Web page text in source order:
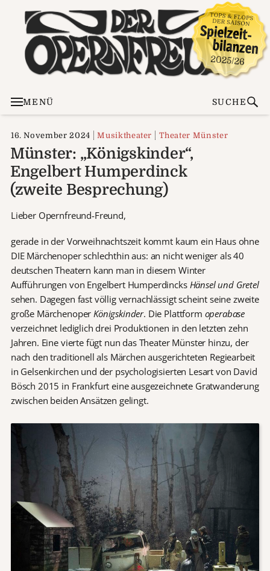
MENÜ SUCHE
16. November 2024 Musiktheater Theater Münster
Münster: „Königskinder“,
Engelbert Humperdinck
(zweite Besprechung)
Lieber Opernfreund-Freund,
gerade in der Vorweihnachtszeit kommt kaum ein Haus ohne
DIE Märchenoper schlechthin aus: an nicht weniger als 40
deutschen Theatern kann man in diesem Winter
Aufführungen von Engelbert Humperdincks Hänsel und Gretel
sehen. Dagegen fast völlig vernachlässigt scheint seine zweite
große Märchenoper Königskinder. Die Plattform operabase
verzeichnet lediglich drei Produktionen in den letzten zehn
Jahren. Eine vierte fügt nun das Theater Münster hinzu, der
nach den traditionell als Märchen ausgerichteten Regiearbeit
in Gelsenkirchen und der psychologisierten Lesart von David
Bösch 2015 in Frankfurt eine ausgezeichnete Gratwanderung
zwischen beiden Ansätzen gelingt.